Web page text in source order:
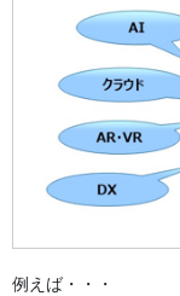
例えば・・・